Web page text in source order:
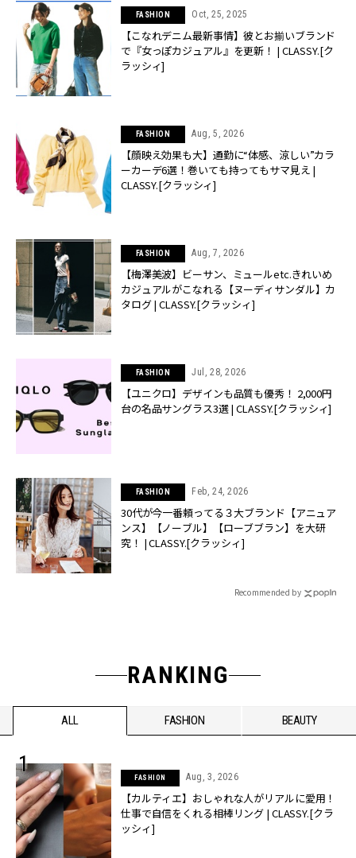
FASHION Oct, 25, 2025
【こなれデニム最新事情】彼とお揃いブランド
で『女っぽカジュアル』を更新！ | CLASSY.[ク
ラッシィ]
FASHION Aug, 5, 2026
【顔映え効果も大】通勤に“体感、涼しい”カラ
ーカーデ6選！巻いても持ってもサマ見え |
CLASSY.[クラッシィ]
FASHION Aug, 7, 2026
【梅澤美波】ビーサン、ミュールetc.きれいめ
カジュアルがこなれる【ヌーディサンダル】カ
タログ | CLASSY.[クラッシィ]
FASHION Jul, 28, 2026
【ユニクロ】デザインも品質も優秀！ 2,000円
台の名品サングラス3選 | CLASSY.[クラッシィ]
FASHION Feb, 24, 2026
30代が今一番頼ってる３大ブランド【アニュア
ンス】【ノーブル】【ローブブラン】を大研
究！ | CLASSY.[クラッシィ]
Recommended by
RANKING
ALL FASHION BEAUTY
FASHION Aug, 3, 2026
【カルティエ】おしゃれな人がリアルに愛用！
仕事で自信をくれる相棒リング | CLASSY.[クラ
ッシィ]